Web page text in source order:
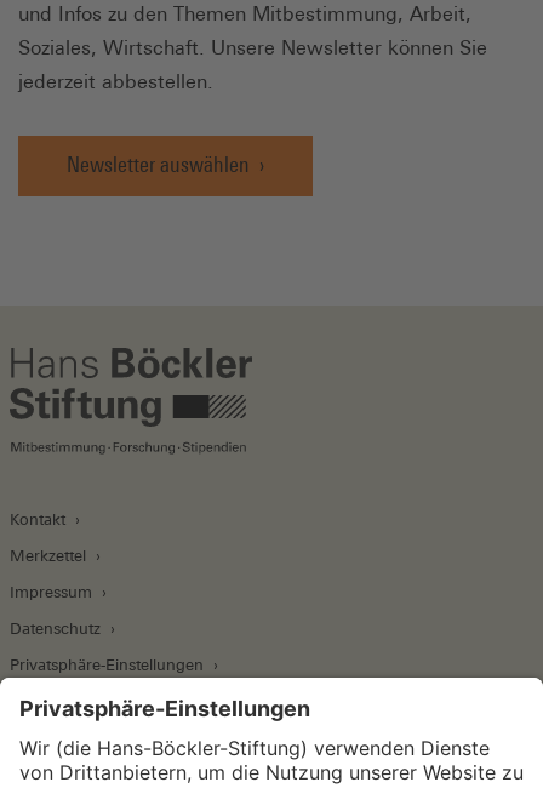
und Infos zu den Themen Mitbestimmung, Arbeit,
Soziales, Wirtschaft. Unsere Newsletter können Sie
jederzeit abbestellen.
Newsletter auswählen
Kontakt
Merkzettel
Impressum
Datenschutz
Privatsphäre-Einstellungen
Wirtschafts- und Sozialwissenschaftliches Institut